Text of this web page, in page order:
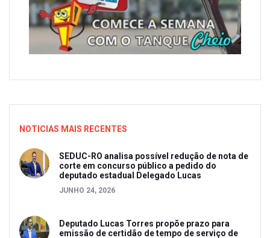
NOTICIAS MAIS RECENTES
SEDUC-RO analisa possível redução de nota de
corte em concurso público a pedido do
deputado estadual Delegado Lucas
JUNHO 24, 2026
Deputado Lucas Torres propõe prazo para
emissão de certidão de tempo de serviço de